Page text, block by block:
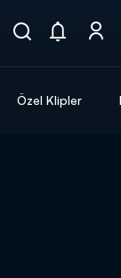
Özel Klipler